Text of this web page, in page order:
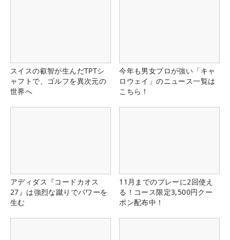
スイスの叡智が生んだTPTシ
ャフトで、ゴルフを異次元の
世界へ
今年も男女プロが強い「キャ
ロウェイ」のニュース一覧は
こちら！
アディダス『コードカオス
27』は強烈な蹴りでパワーを
生む
11月までのプレーに2回使え
る！コース限定3,500円クー
ポン配布中！